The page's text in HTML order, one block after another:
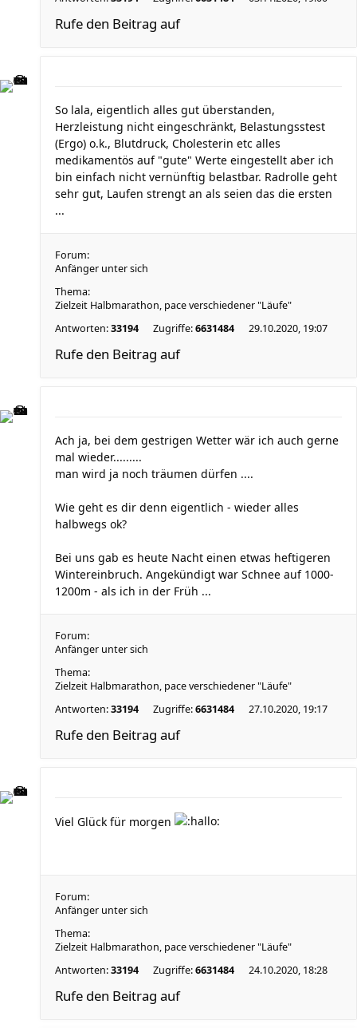
Rufe den Beitrag auf
So lala, eigentlich alles gut überstanden,
Herzleistung nicht eingeschränkt, Belastungsstest
(Ergo) o.k., Blutdruck, Cholesterin etc alles
medikamentös auf "gute" Werte eingestellt aber ich
bin einfach nicht vernünftig belastbar. Radrolle geht
sehr gut, Laufen strengt an als seien das die ersten
...
Forum:
Anfänger unter sich
Thema:
Zielzeit Halbmarathon, pace verschiedener "Läufe"
Antworten:33194 Zugriffe:6631484 29.10.2020, 19:07
Rufe den Beitrag auf
Ach ja, bei dem gestrigen Wetter wär ich auch gerne
mal wieder.........
man wird ja noch träumen dürfen ....
Wie geht es dir denn eigentlich - wieder alles
halbwegs ok?
Bei uns gab es heute Nacht einen etwas heftigeren
Wintereinbruch. Angekündigt war Schnee auf 1000-
1200m - als ich in der Früh ...
Forum:
Anfänger unter sich
Thema:
Zielzeit Halbmarathon, pace verschiedener "Läufe"
Antworten:33194 Zugriffe:6631484 27.10.2020, 19:17
Rufe den Beitrag auf
Viel Glück für morgen
Forum:
Anfänger unter sich
Thema:
Zielzeit Halbmarathon, pace verschiedener "Läufe"
Antworten:33194 Zugriffe:6631484 24.10.2020, 18:28
Rufe den Beitrag auf